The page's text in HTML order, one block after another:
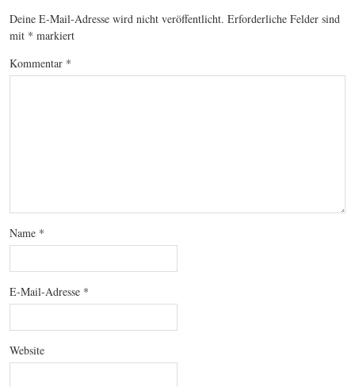
Deine E-Mail-Adresse wird nicht veröffentlicht. Erforderliche Felder sind
mit * markiert
Kommentar *
Name *
E-Mail-Adresse *
Website